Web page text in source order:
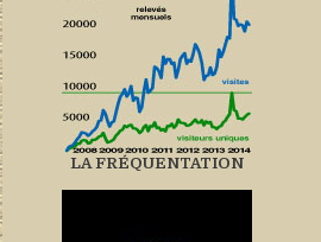
LA FRÉQUENTATION